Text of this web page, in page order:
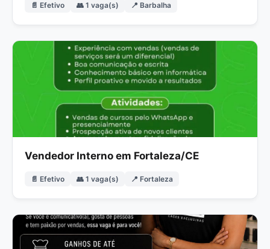
📄 Efetivo 👥 1 vaga(s) 📍 Barbalha
Vendedor Interno em Fortaleza/CE
📄 Efetivo 👥 1 vaga(s) 📍 Fortaleza